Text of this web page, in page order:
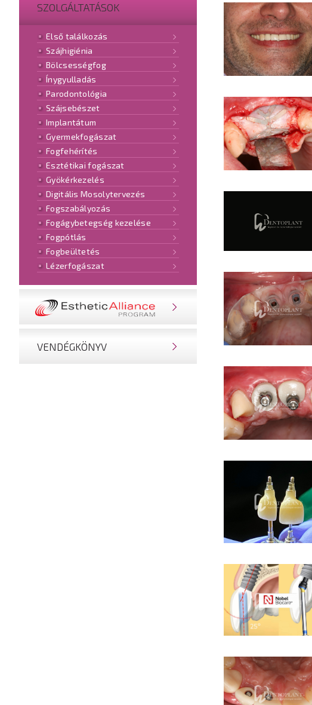
SZOLGÁLTATÁSOK
Első találkozás
Szájhigiénia
Bölcsességfog
Ínygyulladás
Parodontológia
Szájsebészet
Implantátum
Gyermekfogászat
Fogfehérítés
Esztétikai fogászat
Gyökérkezelés
Digitális Mosolytervezés
Fogszabályozás
Fogágybetegség kezelése
Fogpótlás
Fogbeültetés
Lézerfogászat
NOBEL ESTHETIC ALLIANCE®
PROGRAM
VENDÉGKÖNYV